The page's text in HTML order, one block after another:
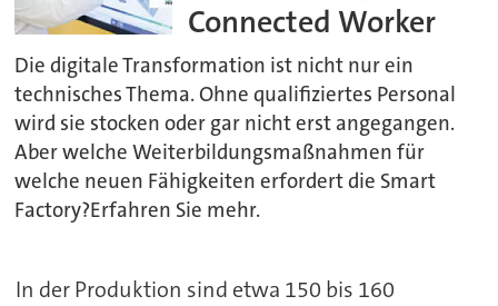
Connected Worker
Die digitale Transformation ist nicht nur ein
technisches Thema. Ohne qualifiziertes Personal
wird sie stocken oder gar nicht erst angegangen.
Aber welche Weiterbildungsmaßnahmen für
welche neuen Fähigkeiten erfordert die Smart
Factory?Erfahren Sie mehr.
In der Produktion sind etwa 150 bis 160